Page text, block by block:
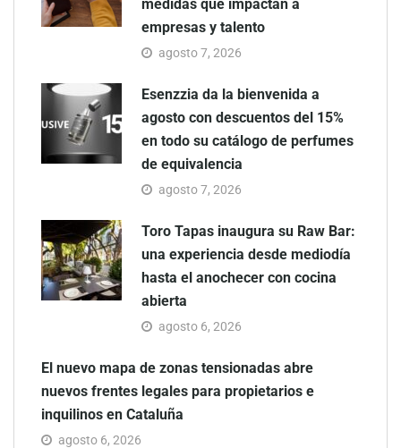
medidas que impactan a
empresas y talento
agosto 7, 2026
Esenzzia da la bienvenida a
agosto con descuentos del 15%
en todo su catálogo de perfumes
de equivalencia
agosto 7, 2026
Toro Tapas inaugura su Raw Bar:
una experiencia desde mediodía
hasta el anochecer con cocina
abierta
agosto 6, 2026
El nuevo mapa de zonas tensionadas abre
nuevos frentes legales para propietarios e
inquilinos en Cataluña
agosto 6, 2026